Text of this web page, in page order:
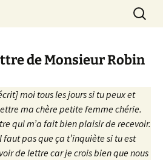
Achards
de Monsieur Robin
moi tous les jours si tu peux et
ma chère petite femme chérie.
qui m’a fait bien plaisir de recevoir.
pas que ça t’inquiète si tu est
de lettre car je crois bien que nous